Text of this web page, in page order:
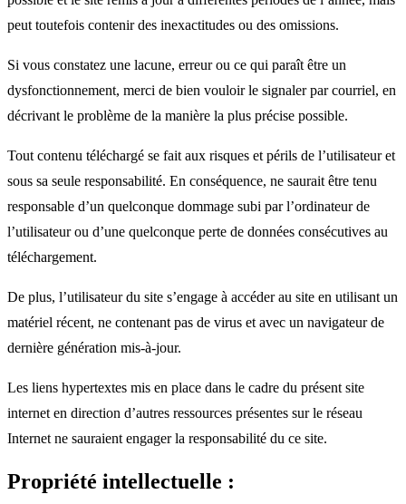
peut toutefois contenir des inexactitudes ou des omissions.
Si vous constatez une lacune, erreur ou ce qui paraît être un
dysfonctionnement, merci de bien vouloir le signaler par courriel, en
décrivant le problème de la manière la plus précise possible.
Tout contenu téléchargé se fait aux risques et périls de l’utilisateur et
sous sa seule responsabilité. En conséquence, ne saurait être tenu
responsable d’un quelconque dommage subi par l’ordinateur de
l’utilisateur ou d’une quelconque perte de données consécutives au
téléchargement.
De plus, l’utilisateur du site s’engage à accéder au site en utilisant un
matériel récent, ne contenant pas de virus et avec un navigateur de
dernière génération mis-à-jour.
Les liens hypertextes mis en place dans le cadre du présent site
internet en direction d’autres ressources présentes sur le réseau
Internet ne sauraient engager la responsabilité du ce site.
Propriété intellectuelle :